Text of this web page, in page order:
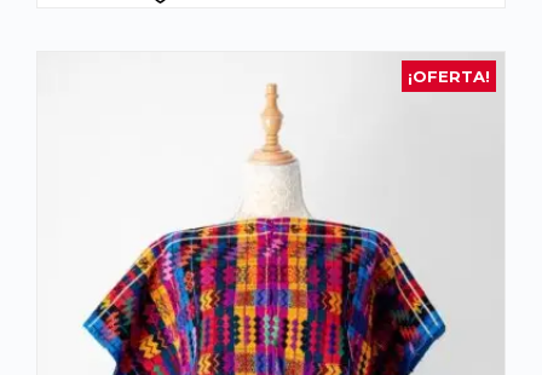
¡OFERTA!